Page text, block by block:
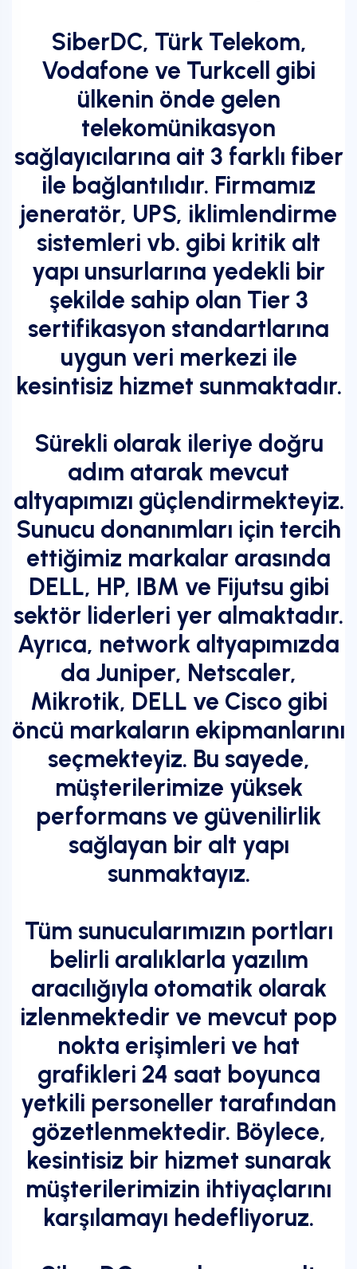
SiberDC, Türk Telekom,
Vodafone ve Turkcell gibi
ülkenin önde gelen
telekomünikasyon
sağlayıcılarına ait 3 farklı fiber
ile bağlantılıdır. Firmamız
jeneratör, UPS, iklimlendirme
sistemleri vb. gibi kritik alt
yapı unsurlarına yedekli bir
şekilde sahip olan Tier 3
sertifikasyon standartlarına
uygun veri merkezi ile
kesintisiz hizmet sunmaktadır.
Sürekli olarak ileriye doğru
adım atarak mevcut
altyapımızı güçlendirmekteyiz.
Sunucu donanımları için tercih
ettiğimiz markalar arasında
DELL, HP, IBM ve Fijutsu gibi
sektör liderleri yer almaktadır.
Ayrıca, network altyapımızda
da Juniper, Netscaler,
Mikrotik, DELL ve Cisco gibi
öncü markaların ekipmanlarını
seçmekteyiz. Bu sayede,
müşterilerimize yüksek
performans ve güvenilirlik
sağlayan bir alt yapı
sunmaktayız.
Tüm sunucularımızın portları
belirli aralıklarla yazılım
aracılığıyla otomatik olarak
izlenmektedir ve mevcut pop
nokta erişimleri ve hat
grafikleri 24 saat boyunca
yetkili personeller tarafından
gözetlenmektedir. Böylece,
kesintisiz bir hizmet sunarak
müşterilerimizin ihtiyaçlarını
karşılamayı hedefliyoruz.